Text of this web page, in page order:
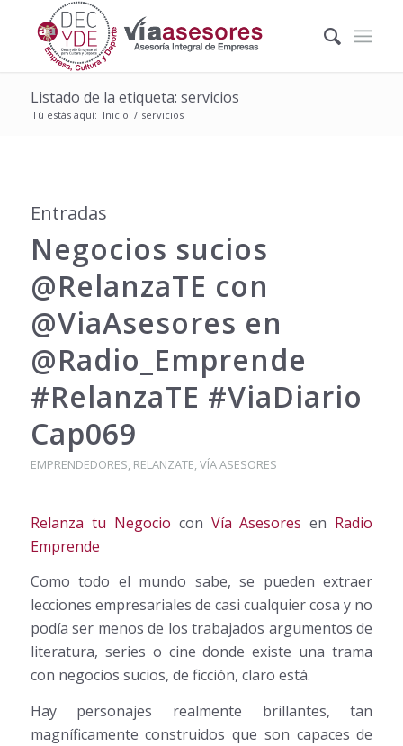
Listado de la etiqueta: servicios
Tú estás aquí: Inicio / servicios
Entradas
Negocios sucios
@RelanzaTE con
@ViaAsesores en
@Radio_Emprende
#RelanzaTE #ViaDiario
Cap069
EMPRENDEDORES, RELANZATE,VÍA ASESORES
Relanza tu Negocio con Vía Asesores en Radio
Emprende
Como todo el mundo sabe, se pueden extraer
lecciones empresariales de casi cualquier cosa y no
podía ser menos de los trabajados argumentos de
literatura, series o cine donde existe una trama
con negocios sucios, de ficción, claro está.
Hay personajes realmente brillantes, tan
magníficamente construidos que son capaces de